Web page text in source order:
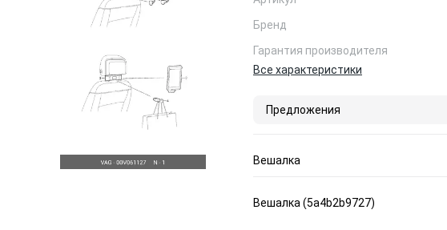
Бренд
Гарантия производителя
Все характеристики
Предложения
Вешалка
Вешалка (5a4b2b9727)